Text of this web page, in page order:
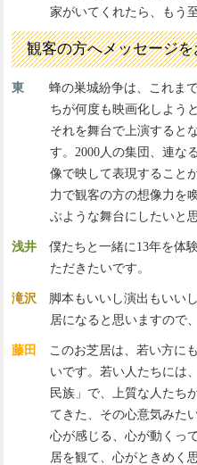
家がいてくれたら、もう
観客の方へメッセージ
東 蜂の巣城紛争は、これまで
ちが何度も映画化しよう
それを舞台で上演すると
す。2000人の集団、連な
像で映して表現すること
力で観客の方の想像力を
ぶような舞台にしたいと
浅井 僕たちと一緒に13年を体
ただきたいです。
滝沢 脚本もいいし演出もいい
居になると思いますので
藤田
このお芝居は、若い方に
いです。若い人たちには
民族」で、上質な人たち
てきた、その心意気みた
心が感じる、心が動くっ
居を観て、心がときめく